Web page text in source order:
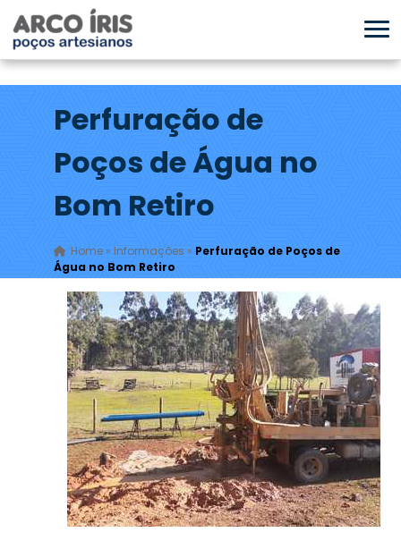
Perfuração de
Poços de Água no
Bom Retiro
Home» Informações » Perfuração de Poços de
Água no Bom Retiro